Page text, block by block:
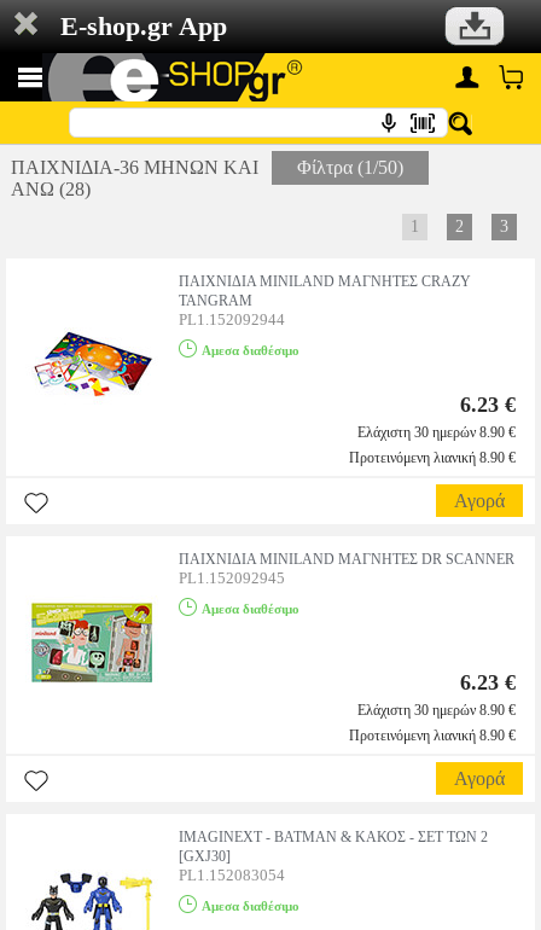
E-shop.gr App
ΠΑΙΧΝΙΔΙΑ-36 ΜΗΝΩΝ ΚΑΙ
ΑΝΩ (28)
Φίλτρα (1/50)
1 2 3
ΠΑΙΧΝΙΔΙΑ MINILAND ΜΑΓΝΗΤΕΣ CRAZY
TANGRAM
PL1.152092944
Αμεσα διαθέσιμο
6.23 €
Ελάχιστη 30 ημερών 8.90 €
Προτεινόμενη λιανική 8.90 €
Αγορά
ΠΑΙΧΝΙΔΙΑ MINILAND ΜΑΓΝΗΤΕΣ DR SCANNER
PL1.152092945
Αμεσα διαθέσιμο
6.23 €
Ελάχιστη 30 ημερών 8.90 €
Προτεινόμενη λιανική 8.90 €
Αγορά
IMAGINEXT - BATMAN & ΚΑΚΟΣ - ΣΕΤ ΤΩΝ 2
[GXJ30]
PL1.152083054
Αμεσα διαθέσιμο